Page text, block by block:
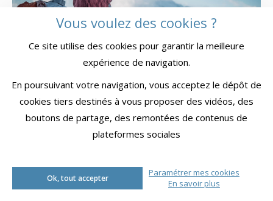
©Lucas Ruston
Oui, il y a toujours des envies. Peut-être ailleurs, peut-être autrement,
mais avec la même philosophie : avancer pour vivre, pas pour cocher
Vous voulez des cookies ?
Ce site utilise des cookies pour garantir la meilleure
expérience de navigation.
En poursuivant votre navigation, vous acceptez le dépôt de
cookies tiers destinés à vous proposer des vidéos, des
boutons de partage, des remontées de contenus de
plateformes sociales
Ok, tout accepter
Paramétrer mes cookies
En savoir plus